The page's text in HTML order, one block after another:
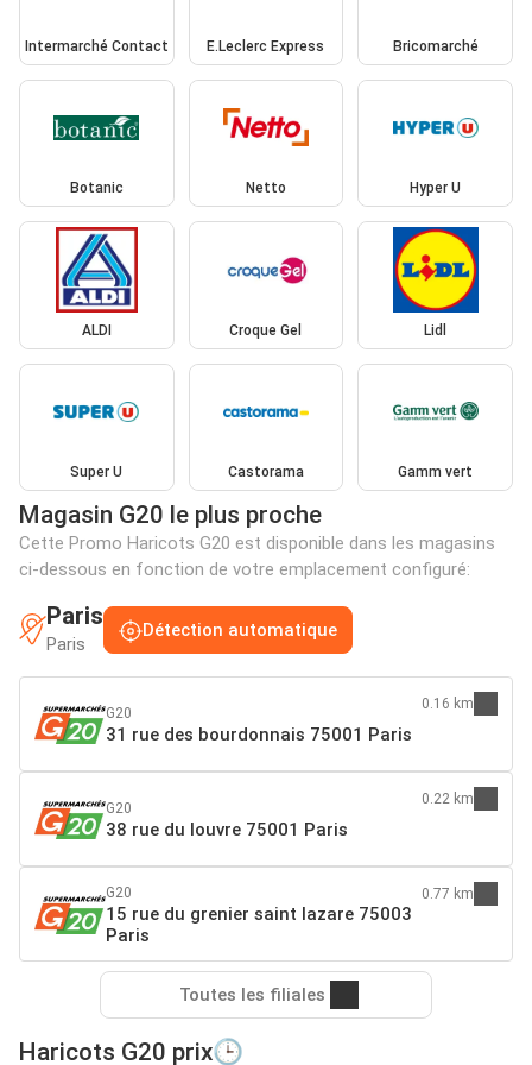
Intermarché Contact E.Leclerc Express Bricomarché
Botanic Netto Hyper U
ALDI Croque Gel Lidl
Super U Castorama Gamm vert
Magasin G20 le plus proche
Cette Promo Haricots G20 est disponible dans les magasins
ci-dessous en fonction de votre emplacement configuré:
Paris
Paris
Détection automatique
G20
31 rue des bourdonnais 75001 Paris
0.16 km
G20
38 rue du louvre 75001 Paris
0.22 km
G20
15 rue du grenier saint lazare 75003
Paris
0.77 km
Toutes les filiales
Haricots G20 prix🕒